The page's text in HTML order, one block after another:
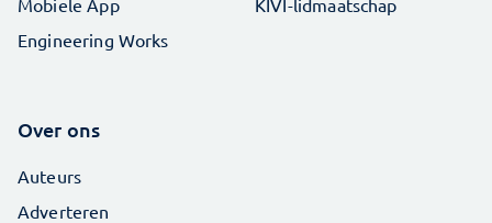
Engineering Works
Over ons
Auteurs
Adverteren